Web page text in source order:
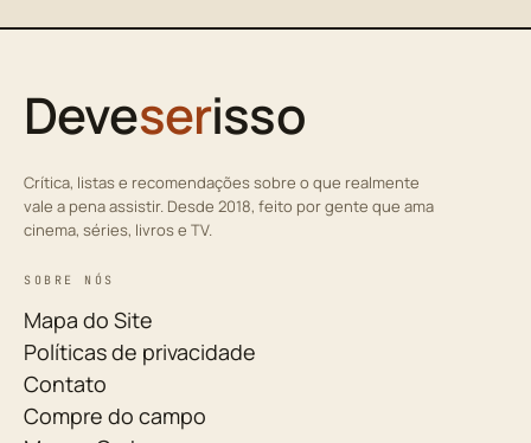
Deveserisso
Crítica, listas e recomendações sobre o que realmente
vale a pena assistir. Desde 2018, feito por gente que ama
cinema, séries, livros e TV.
SOBRE NÓS
Mapa do Site
Políticas de privacidade
Contato
Compre do campo